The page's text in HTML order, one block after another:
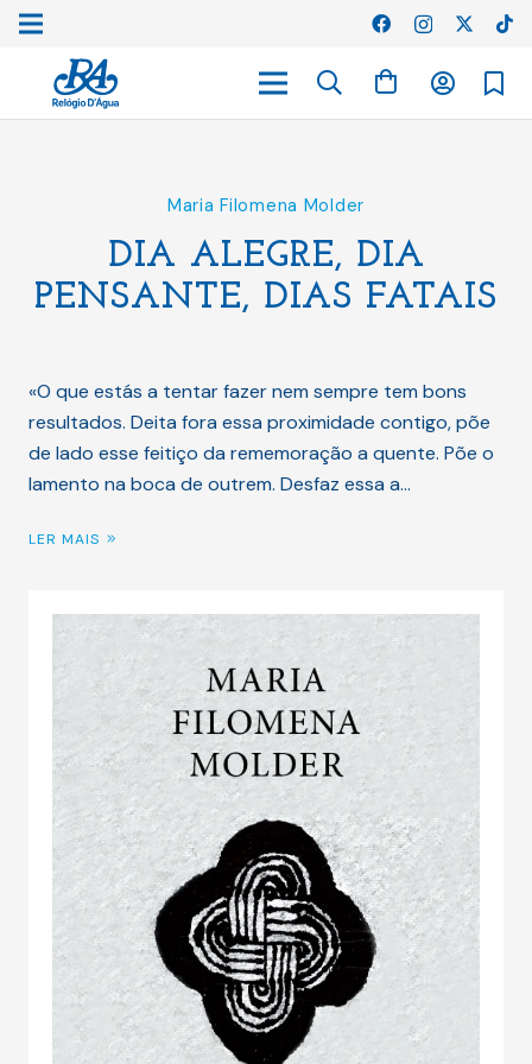
Maria Filomena Molder
DIA ALEGRE, DIA
PENSANTE, DIAS FATAIS
«O que estás a tentar fazer nem sempre tem bons
resultados. Deita fora essa proximidade contigo, põe
de lado esse feitiço da rememoração a quente. Põe o
lamento na boca de outrem. Desfaz essa a…
LER MAIS